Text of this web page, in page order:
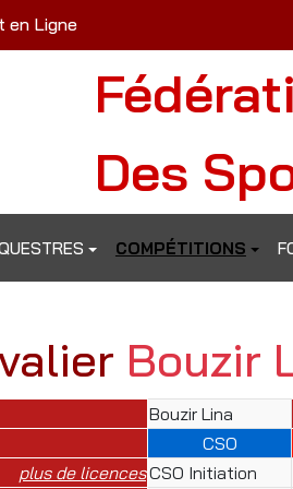
en Ligne
Des
COMPÉTITIONS
Bouzir
Bouzir Lina
CSO
plus de licencesCSO Initiation